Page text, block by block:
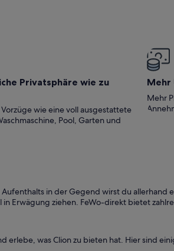
Privatsphäre wie zu
wie eine voll ausgestattete
Pool, Garten und
Mehr
Mehr
in der Gegend wirst du allerhand
Erwägung ziehen. FeWo-direkt bietet
erlebe, was Clion zu bieten hat. Hier sind